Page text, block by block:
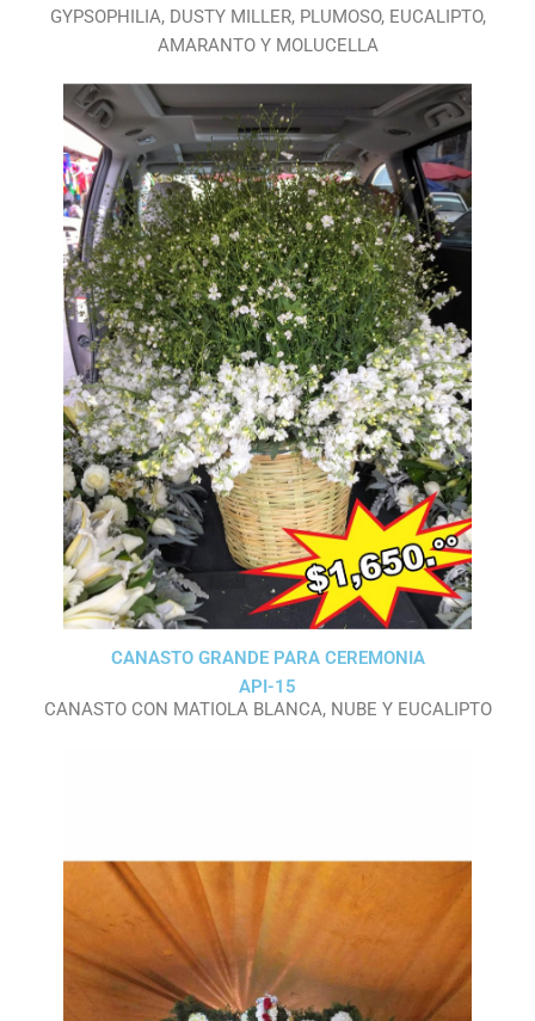
GYPSOPHILIA, DUSTY MILLER, PLUMOSO, EUCALIPTO,
AMARANTO Y MOLUCELLA
CANASTO GRANDE PARA CEREMONIA
API-15
CANASTO CON MATIOLA BLANCA, NUBE Y EUCALIPTO